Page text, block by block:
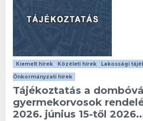
Kiemelt hírek • Közéleti hírek • Lakossági
Önkormányzati hírek
Tájékoztatás a
gyermekorvosok
2026. június 15-től